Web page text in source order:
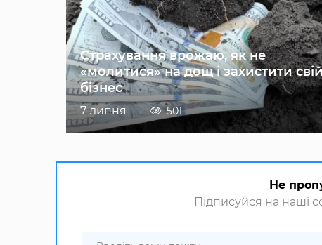
Страхування врожаю, як не
«молитися» на дощ і захистити
бізнес
7 липня 501
Не
Підписуйся на наші